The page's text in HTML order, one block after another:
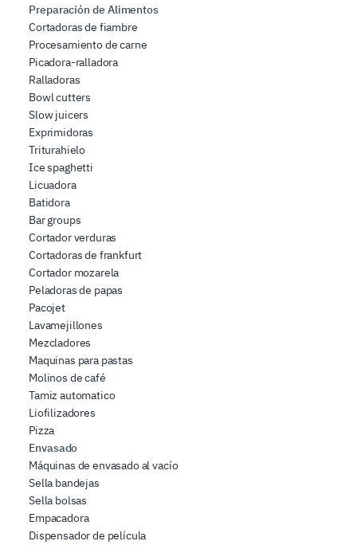
Preparación de Alimentos
Cortadoras de fiambre
Procesamiento de carne
Picadora-ralladora
Ralladoras
Bowl cutters
Slow juicers
Exprimidoras
Triturahielo
Ice spaghetti
Licuadora
Batidora
Bar groups
Cortador verduras
Cortadoras de frankfurt
Cortador mozarela
Peladoras de papas
Pacojet
Lavamejillones
Mezcladores
Maquinas para pastas
Molinos de café
Tamiz automatico
Liofilizadores
Pizza
Envasado
Máquinas de envasado al vacío
Sella bandejas
Sella bolsas
Empacadora
Dispensador de película